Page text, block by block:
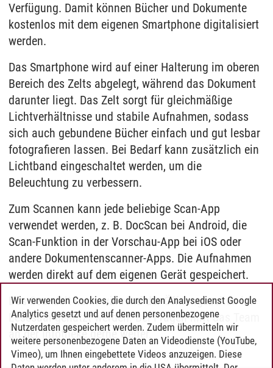
Verfügung. Damit können Bücher und Dokumente
kostenlos mit dem eigenen Smartphone digitalisiert
werden.
Das Smartphone wird auf einer Halterung im oberen
Bereich des Zelts abgelegt, während das Dokument
darunter liegt. Das Zelt sorgt für gleichmäßige
Lichtverhältnisse und stabile Aufnahmen, sodass
sich auch gebundene Bücher einfach und gut lesbar
fotografieren lassen. Bei Bedarf kann zusätzlich ein
Lichtband eingeschaltet werden, um die
Beleuchtung zu verbessern.
Zum Scannen kann jede beliebige Scan-App
verwendet werden, z. B. DocScan bei Android, die
Scan-Funktion in der Vorschau-App bei iOS oder
andere Dokumentenscanner-Apps. Die Aufnahmen
werden direkt auf dem eigenen Gerät gespeichert.
Das Scanzelt kann während der Öffnungszeiten im
Lesesaal genutzt werden. Bei Fragen hilft das Team
an der Infotheke gerne weiter.
Wir verwenden Cookies, die durch den Analysedienst Google
Analytics gesetzt und auf denen personenbezogene
Nutzerdaten gespeichert werden. Zudem übermitteln wir
weitere personenbezogene Daten an Videodienste (YouTube,
Vimeo), um Ihnen eingebettete Videos anzuzeigen. Diese